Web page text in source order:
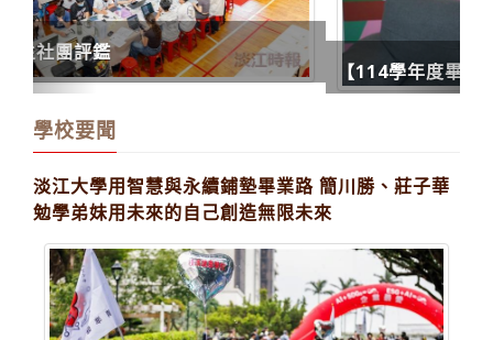
【114學年度畢業生專訪】黃妍蓁（商管學院 財
務金融學系）
學校要聞
淡江大學用智慧與永續鋪墊畢業路 簡川勝、莊子華
勉學弟妹用未來的自己創造無限未來